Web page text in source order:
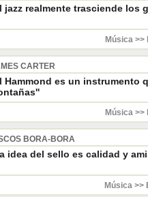
jazz realmente trasciende los
Música
CARTER
Hammond es un instrumento
Música
BORA-BORA
idea del sello es calidad y
Música >>